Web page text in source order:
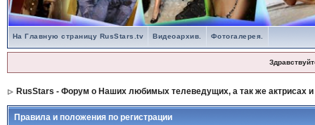
На Главную страницу RusStars.tv Видеоархив. Фотогалерея.
RusStars - Форум о Наших любимых телеведущих, а так же актрисах и
Правила и положения по регистрации